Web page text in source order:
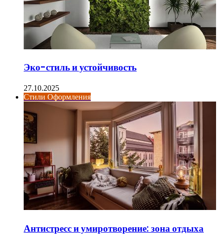
Эко-стиль и устойчивость
27.10.2025
Стили Оформления
Антистресс и умиротворение: зона отдыха